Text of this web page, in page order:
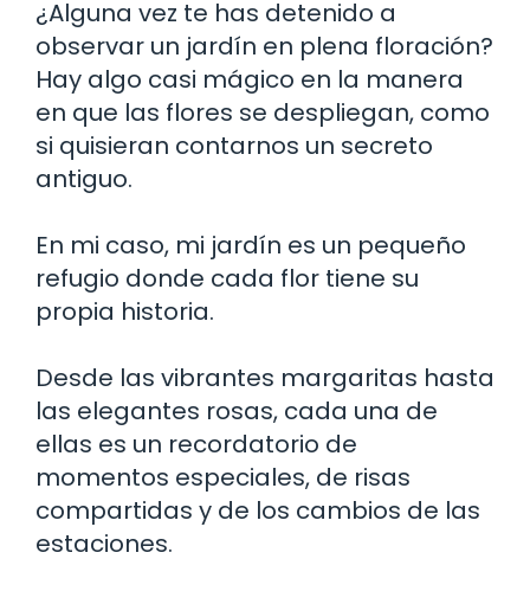
¿Alguna vez te has detenido a
observar un jardín en plena floración?
Hay algo casi mágico en la manera
en que las flores se despliegan, como
si quisieran contarnos un secreto
antiguo.
En mi caso, mi jardín es un pequeño
refugio donde cada flor tiene su
propia historia.
Desde las vibrantes margaritas hasta
las elegantes rosas, cada una de
ellas es un recordatorio de
momentos especiales, de risas
compartidas y de los cambios de las
estaciones.